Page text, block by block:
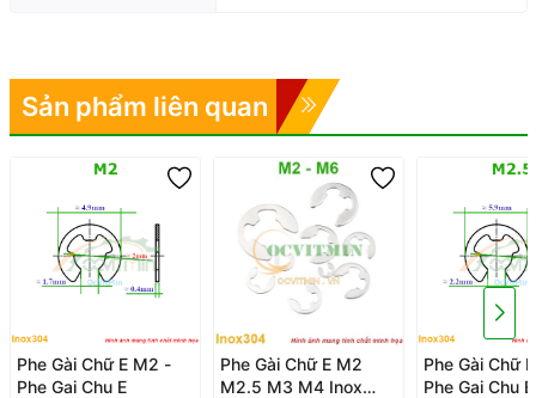
Sản phẩm liên quan
Phe Gài Chữ E M2 -
Phe Gai Chu E
Phe Gài Chữ E M2
M2.5 M3 M4 Inox
Phe Gài Chữ
Phe Gai Chu E